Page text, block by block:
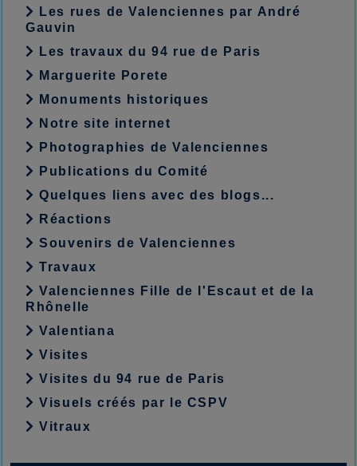
Les rues de Valenciennes par André
Gauvin
Les travaux du 94 rue de Paris
Marguerite Porete
Monuments historiques
Notre site internet
Photographies de Valenciennes
Publications du Comité
Quelques liens avec des blogs...
Réactions
Souvenirs de Valenciennes
Travaux
Valenciennes Fille de l'Escaut et de la
Rhônelle
Valentiana
Visites
Visites du 94 rue de Paris
Visuels créés par le CSPV
Vitraux